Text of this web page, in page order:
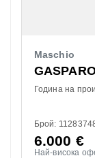
Maschio
Година на
Брой:
6.000 €
Най-висока